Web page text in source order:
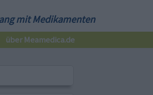
mit Medikamenten
über Meamedica.de